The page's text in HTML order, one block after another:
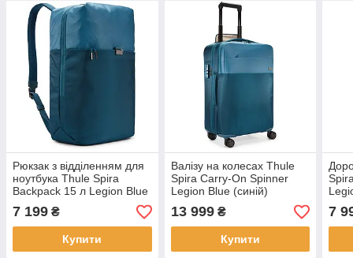
Рюкзак з відділенням для
ноутбука Thule Spira
Backpack 15 л Legion Blue
(синій)
7 199 ₴
Купити
Валізу на колесах Thule
Spira Carry-On Spinner
Legion Blue (синій)
13 999₴
Купити
7